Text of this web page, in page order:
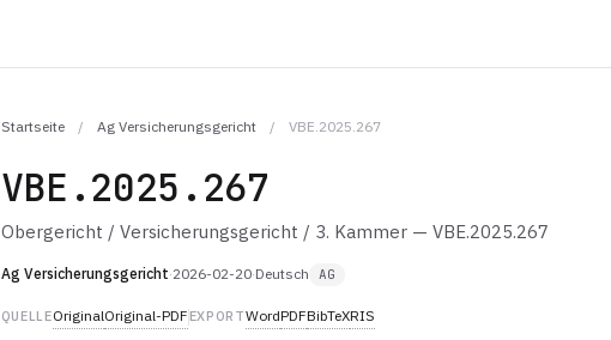
Startseite / Ag Versicherungsgericht / VBE.2025.267
VBE.2025.267
Obergericht / Versicherungsgericht / 3. Kammer — VBE.2025.267
Ag Versicherungsgericht·2026-02-20·Deutsch AG
QUELLEOriginalOriginal-PDF EXPORTWordPDFBibTeXRIS